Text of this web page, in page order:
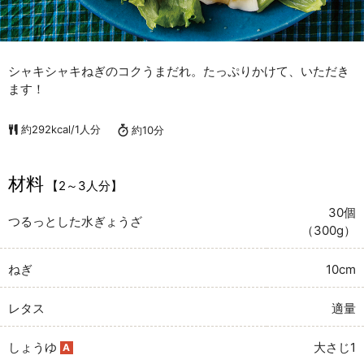
シャキシャキねぎのコクうまだれ。たっぷりかけて、いただき
ます！
約292kcal/1人分 約10分
材料 【2～3人分】
つるっとした水ぎょうざ
30個
（300g）
ねぎ 10cm
レタス 適量
しょうゆ A 大さじ1